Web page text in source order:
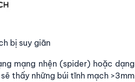
bị suy giãn
mạng nhện (spider) hoặc dạng
thấy những búi tĩnh mạch >3mm